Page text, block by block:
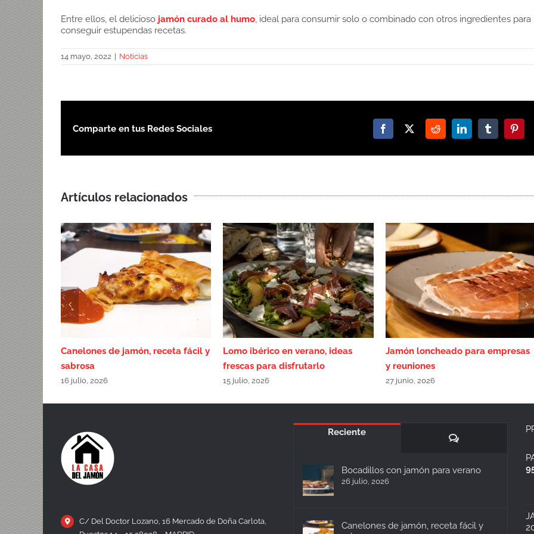
Entre ellos, el delicioso jamón curado al humo , ideal para consumir solo o combinado con otros ingredientes para
conseguir estupendas recetas.
14 mayo, 2022 | Noticias
Comparte en tus Redes Sociales Facebook
X RedditLinkedInTumblr
Artículos relacionados
Canelones de jamón, receta fácil y
sabrosa
16 julio, 2026
Lomo ibérico en verano, ideas
frescas para disfrutarlo
15 julio, 2026
Jamón loncheado para empresas
y reuniones
27 junio, 2026
C/ Del Doctor Lozano, 16 Mercado de Doña Carlota,
Reciente
Comentarios
Bocadillos con jamón para verano
26 julio, 2026
Canelones de jamón, receta fácil y